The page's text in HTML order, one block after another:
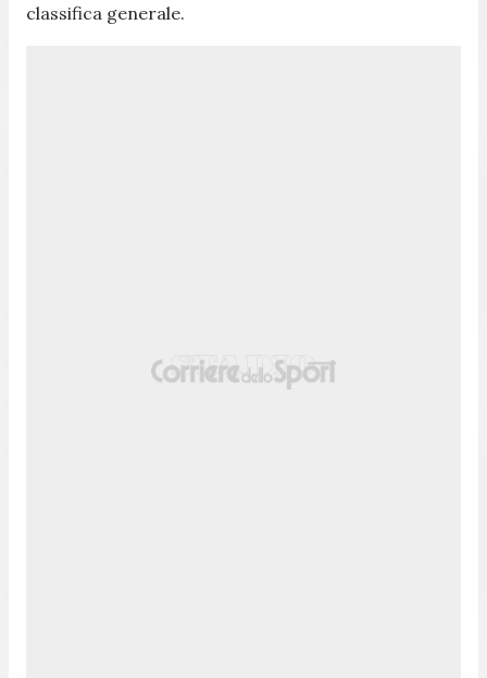
classifica generale.